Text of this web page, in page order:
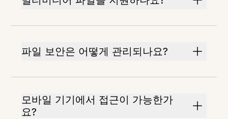
파일 보안은 어떻게 관리되나요?
모바일 기기에서 접근이 가능한가
요?